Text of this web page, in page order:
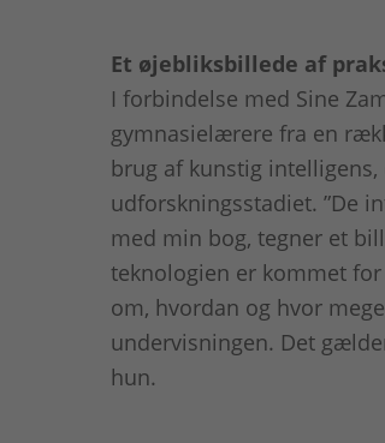
Et øjebliksbillede af
I forbindelse med Sine
gymnasielærere fra en
brug af kunstig
udforskningsstadiet. ”De
med min bog, tegner et
teknologien er kommet
om, hvordan og hvor
undervisningen. Det
hun.